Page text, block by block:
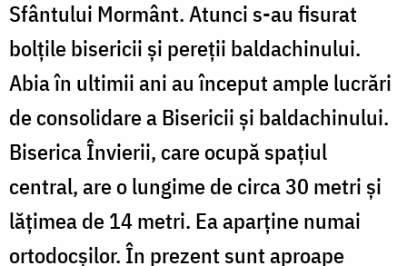
Sfântului Mormânt. Atunci s-au fisurat
bolțile bisericii și pereții baldachinului.
Abia în ultimii ani au început ample lucrări
de consolidare a Bisericii și baldachinului.
Biserica Învierii, care ocupă spațiul
central, are o lungime de circa 30 metri și
lățimea de 14 metri. Ea aparține numai
ortodocșilor. În prezent sunt aproape